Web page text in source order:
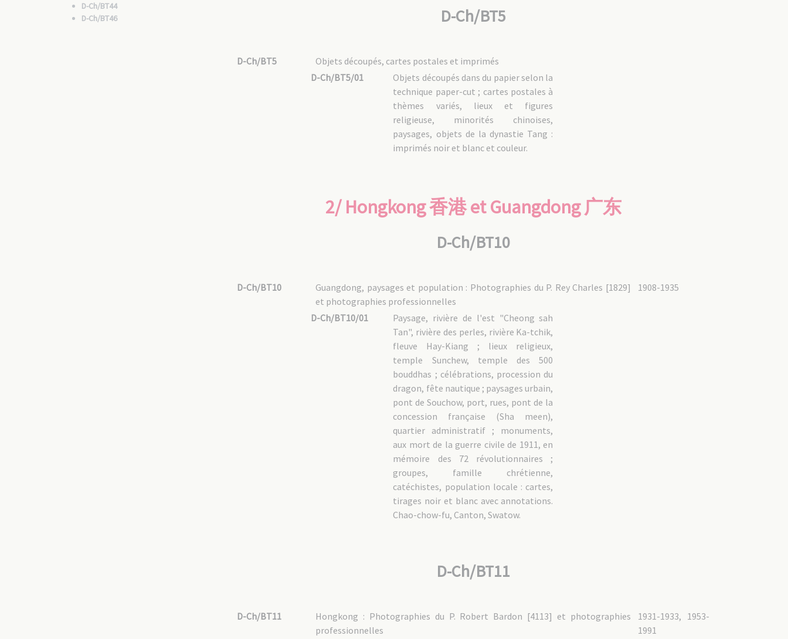
D-Ch/BT44
D-Ch/BT46
D-Ch/BT5
D-Ch/BT5
Objets découpés, cartes postales et imprimés
D-Ch/BT5/01
Objets découpés dans du papier selon la
technique paper-cut ; cartes postales à
thèmes variés, lieux et figures
religieuse, minorités chinoises,
paysages, objets de la dynastie Tang :
imprimés noir et blanc et couleur.
2/ Hongkong 香港 et Guangdong 广东
D-Ch/BT10
D-Ch/BT10 1908-1935
Guangdong, paysages et population : Photographies du P. Rey Charles [1829]
et photographies professionnelles
D-Ch/BT10/01
Paysage, rivière de l'est "Cheong sah
Tan", rivière des perles, rivière Ka-tchik,
fleuve Hay-Kiang ; lieux religieux,
temple Sunchew, temple des 500
bouddhas ; célébrations, procession du
dragon, fête nautique ; paysages urbain,
pont de Souchow, port, rues, pont de la
concession française (Sha meen),
quartier administratif ; monuments,
aux mort de la guerre civile de 1911, en
mémoire des 72 révolutionnaires ;
groupes, famille chrétienne,
catéchistes, population locale : cartes,
tirages noir et blanc avec annotations.
Chao-chow-fu, Canton, Swatow.
D-Ch/BT11
D-Ch/BT11
1931-1933, 1953-
1991
Hongkong : Photographies du P. Robert Bardon [4113] et photographies
professionnelles